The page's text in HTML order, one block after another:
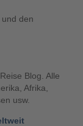
den
Blog. Alle
Afrika,
usw.